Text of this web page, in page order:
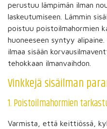
perustuu lämpimän ilman
laskeutumiseen. Lämmin
poistuu poistoilmahormien
huoneeseen syntyy
ilmaa sisään
tehokkaan ilmanvaihdon.
Vinkkejä sisäilman
1. Poistoilmahormien
Varmista, että keittiössä,